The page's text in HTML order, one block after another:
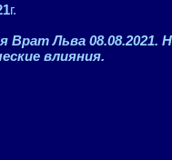
г.
Врат Льва 08.08.2021.
влияния.